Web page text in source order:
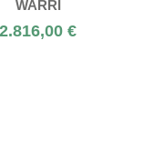
WARRI
2.816,00 €